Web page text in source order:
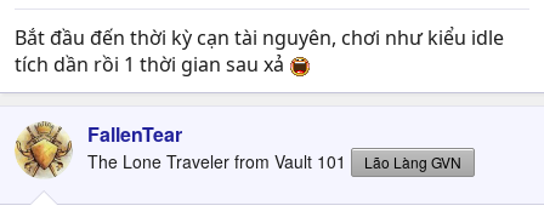
Bắt đầu đến thời kỳ cạn tài nguyên, chơi như kiểu idle
tích dần rồi 1 thời gian sau xả
FallenTear
The Lone Traveler from Vault 101 Lão Làng GVN